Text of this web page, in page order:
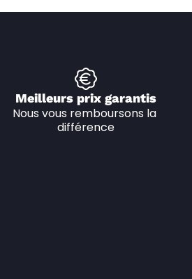
Meilleurs prix garantis
Nous vous remboursons la
différence